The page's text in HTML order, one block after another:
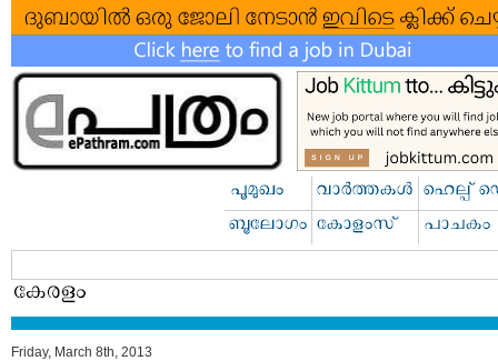
Friday, March 8th, 2013